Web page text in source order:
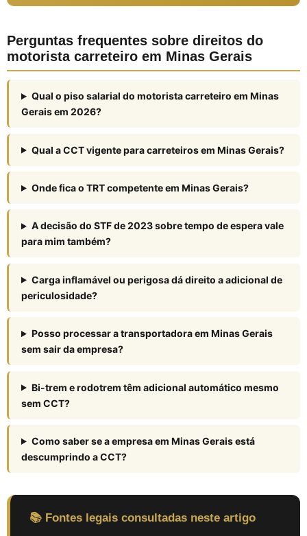
Perguntas frequentes sobre direitos do
motorista carreteiro em Minas Gerais
Qual o piso salarial do motorista carreteiro em Minas
Gerais em 2026?
Qual a CCT vigente para carreteiros em Minas Gerais?
Onde fica o TRT competente em Minas Gerais?
A decisão do STF de 2023 sobre tempo de espera vale
para mim também?
Carga inflamável ou perigosa dá direito a adicional de
periculosidade?
Posso processar a transportadora em Minas Gerais
sem sair da empresa?
Bi-trem e rodotrem têm adicional automático mesmo
sem CCT?
Como saber se a empresa em Minas Gerais está
descumprindo a CCT?
📚 Fontes legais consultadas neste artigo